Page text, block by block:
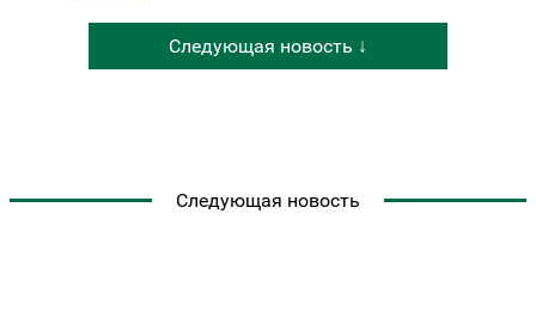
Следующая новость ↓
Следующая новость